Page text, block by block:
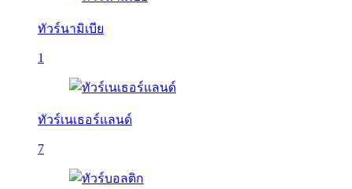
ทัวร์นามิเบีย
1
ทัวร์เนเธอร์แลนด์
7